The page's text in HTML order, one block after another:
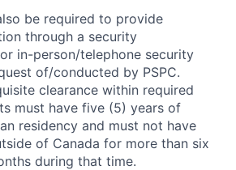
be required to provide
through a security
in-person/telephone security
of/conducted by PSPC.
clearance within required
must have five (5) years of
residency and must not have
of Canada for more than six
during that time.